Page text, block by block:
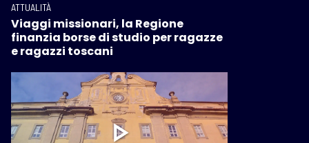
ATTUALITÀ
Viaggi missionari, la Regione
finanzia borse di studio per ragazze
e ragazzi toscani